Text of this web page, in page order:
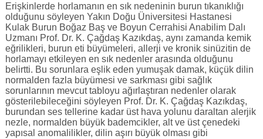
Erişkinlerde horlamanın en sık nedeninin burun tıkanıklığı
olduğunu söyleyen Yakın Doğu Üniversitesi Hastanesi
Kulak Burun Boğaz Baş ve Boyun Cerrahisi Anabilim Dalı
Uzmanı Prof. Dr. K. Çağdaş Kazıkdaş, aynı zamanda kemik
eğrilikleri, burun eti büyümeleri, allerji ve kronik sinüzitin de
horlamayı etkileyen en sık nedenler arasında olduğunu
belirtti. Bu sorunlara eşlik eden yumuşak damak, küçük dilin
normalden fazla büyümesi ve sarkması gibi sağlık
sorunlarının mevcut tabloyu ağırlaştıran nedenler olarak
gösterilebileceğini söyleyen Prof. Dr. K. Çağdaş Kazıkdaş,
burundan ses tellerine kadar üst hava yolunu daraltan alerjik
nezle, normalden büyük bademcikler, alt ve üst çenedeki
yapısal anomalilikler, dilin aşırı büyük olması gibi